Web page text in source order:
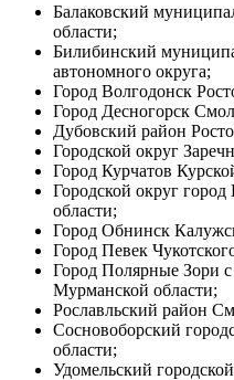
Балаковский
области;
Билибинский
автономного округа;
Город Волгодонск
Город Десногорск
Дубовский район
Городской округ
Город Курчатов
Городской округ
области;
Город Обнинск
Город Певек
Город Полярные Зори
Мурманской области;
Рославльский район
Сосновоборский
области;
Удомельский